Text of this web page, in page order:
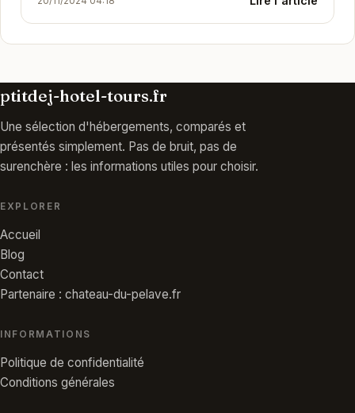
escapade relaxante. Avec un accueil chaleureux
et...
ptitdej-hotel-tours.fr
Une sélection d'hébergements, comparés et
présentés simplement. Pas de bruit, pas de
surenchère : les informations utiles pour choisir.
EXPLORER
Accueil
Blog
Contact
Partenaire : chateau-du-pelave.fr
INFORMATIONS
Politique de confidentialité
Conditions générales